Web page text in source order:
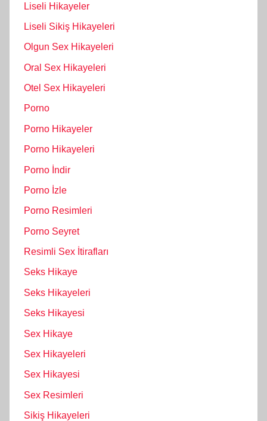
Liseli Hikayeler
Liseli Sikiş Hikayeleri
Olgun Sex Hikayeleri
Oral Sex Hikayeleri
Otel Sex Hikayeleri
Porno
Porno Hikayeler
Porno Hikayeleri
Porno İndir
Porno İzle
Porno Resimleri
Porno Seyret
Resimli Sex İtirafları
Seks Hikaye
Seks Hikayeleri
Seks Hikayesi
Sex Hikaye
Sex Hikayeleri
Sex Hikayesi
Sex Resimleri
Sikiş Hikayeleri